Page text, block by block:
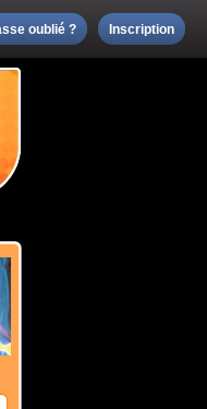
oublié ? Inscription